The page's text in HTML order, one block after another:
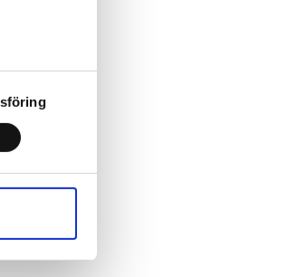
ändra
din enhet